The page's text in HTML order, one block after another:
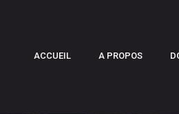
ACCUEIL A PROPOS